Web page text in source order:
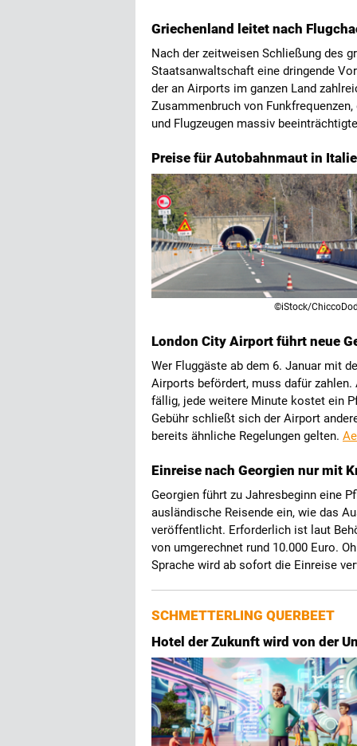
Griechenland leitet nach
Nach der zeitweisen Schließung des
Staatsanwaltschaft eine dringende
der an Airports im ganzen Land
Zusammenbruch von
und Flugzeugen massiv
Preise für Autobahnmaut in
©iStock/
London City Airport führt neue
Wer Fluggäste ab dem 6. Januar mit
Airports befördert, muss dafür
fällig, jede weitere Minute kostet ein
Gebühr schließt sich der Airport
bereits ähnliche Regelungen gelten.
Einreise nach Georgien nur mit
Georgien führt zu Jahresbeginn eine
ausländische Reisende ein, wie das
veröffentlicht. Erforderlich ist laut
von umgerechnet rund 10.000 Euro.
Sprache wird ab sofort die Einreise
SCHMETTERLING QUERBEET
Hotel der Zukunft wird von der